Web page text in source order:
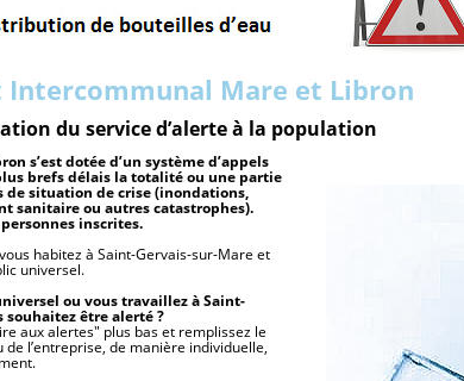
Intercommunal Mare et Libron
du service d’alerte à la population
s’est dotée d’un système d’appels
brefs délais la totalité ou une partie
de situation de crise (inondations,
sanitaire ou autres catastrophes).
inscrites.
habitez à Saint-Gervais-sur-Mare et
universel.
ou vous travaillez à Saint-
souhaitez être alerté ?
aux alertes" plus bas et remplissez le
l’entreprise, de manière individuelle,